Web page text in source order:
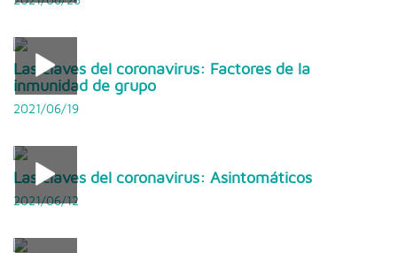
Las claves del coronavirus: Factores de la
inmunidad de grupo
2021/06/19
Las claves del coronavirus: Asintomáticos
2021/06/12